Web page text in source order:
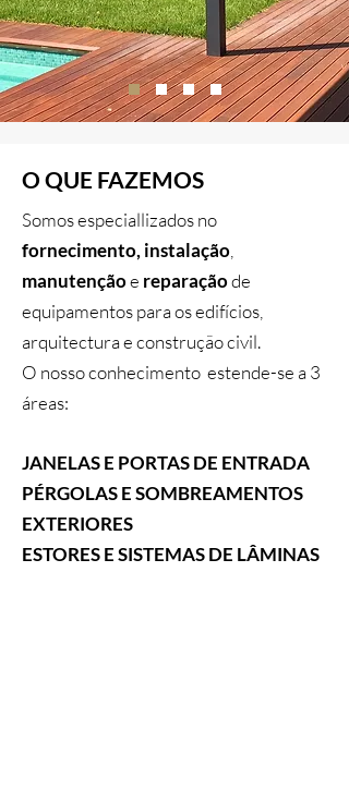
O QUE FAZEMOS
Somos especiallizados no
fornecimento, instalação
manutençãoe reparaçãode
equipamentos para os edifícios,
arquitectura e construção civil.
O nosso conhecimento estende-se a 3
áreas:
JANELAS E PORTAS DE ENTRADA
PÉRGOLAS E SOMBREAMENTOS
EXTERIORES
ESTORES E SISTEMAS DE LÂMINAS